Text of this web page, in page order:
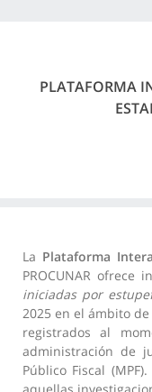
PLATAFORMA
La Plataforma
PROCUNAR ofrece
iniciadas por
2025 en el ámbito
registrados al
administración de
Público Fiscal